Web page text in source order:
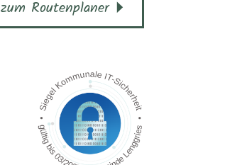
zum Routenplaner